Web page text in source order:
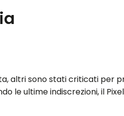
altri sono stati criticati per
le ultime indiscrezioni, il